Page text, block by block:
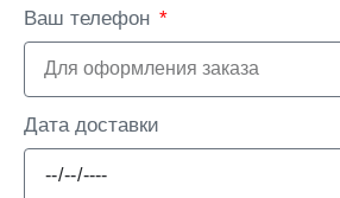
Ваш телефон
Дата доставки